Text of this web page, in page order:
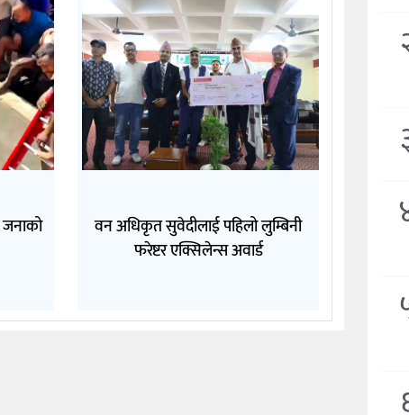
जनाको
वन अधिकृत सुवेदीलाई पहिलो लुम्बिनी
फरेष्टर एक्सिलेन्स अवार्ड